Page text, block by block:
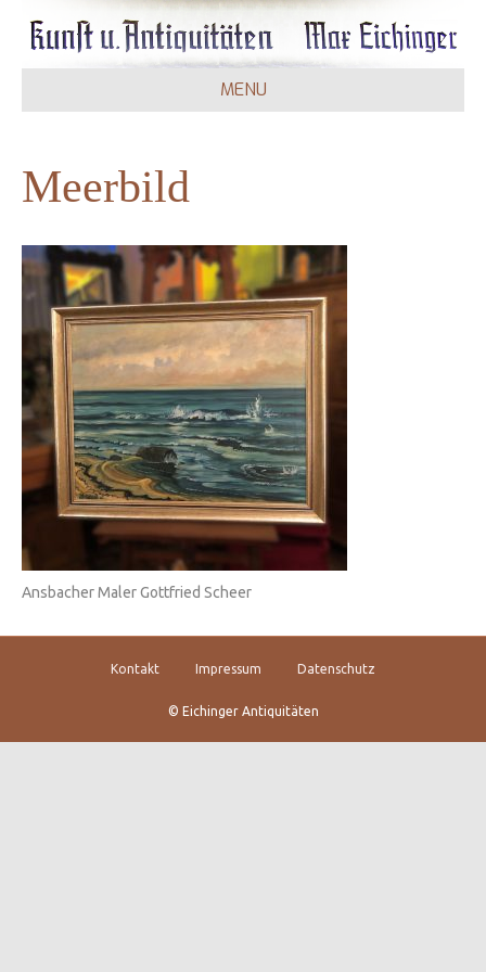
MENU
Meerbild
Ansbacher Maler Gottfried Scheer
Kontakt Impressum Datenschutz
© Eichinger Antiquitäten